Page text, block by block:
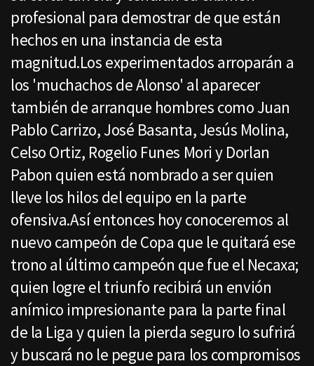
profesional para demostrar de que están
hechos en una instancia de esta
magnitud.Los experimentados arroparán a
los 'muchachos de Alonso' al aparecer
también de arranque hombres como Juan
Pablo Carrizo, José Basanta, Jesús Molina,
Celso Ortiz, Rogelio Funes Mori y Dorlan
Pabon quien está nombrado a ser quien
lleve los hilos del equipo en la parte
ofensiva.Así entonces hoy conoceremos al
nuevo campeón de Copa que le quitará ese
trono al último campeón que fue el Necaxa;
quien logre el triunfo recibirá un envión
anímico impresionante para la parte final
de la Liga y quien la pierda seguro lo sufrirá
y buscará no le pegue para los compromisos